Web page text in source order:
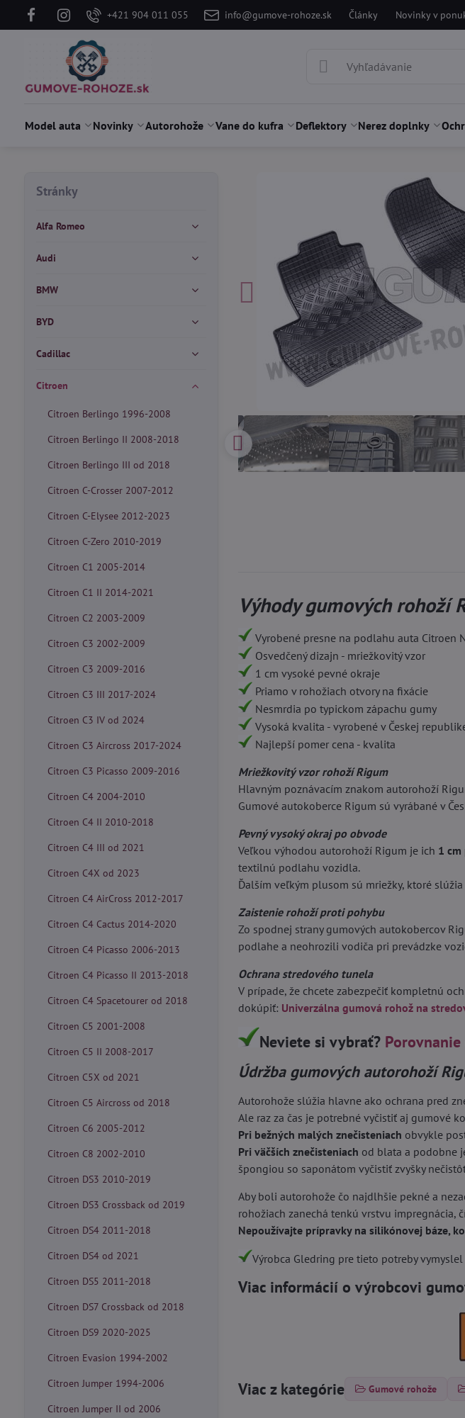
+421 904 011 055 info@gumove-rohoze.sk Články Novinky v
Model auta Novinky Autorohože Vane do kufra Deflektory Nerez doplnky
Výhody gumových rohoží
Vyrobené presne na podlahu auta Citroen
Osvedčený dizajn - mriežkovitý vzor
1 cm vysoké pevné okraje
Priamo v rohožiach otvory na fixácie
Nesmrdia po typickom zápachu gumy
Vysoká kvalita - vyrobené v Českej
Najlepší pomer cena - kvalita
Mriežkovitý vzor rohoží Rigum
Hlavným poznávacím znakom autorohoží
Gumové autokoberce Rigum sú vyrábané v
Pevný vysoký okraj po obvode
Veľkou výhodou autorohoží Rigum je ich 1
textilnú podlahu vozidla.
Ďalším veľkým plusom sú mriežky, ktoré
Zaistenie rohoží proti pohybu
Zo spodnej strany gumových autokobercov
podlahe a neohrozili vodiča pri prevádzke
Ochrana stredového tunela
V prípade, že chcete zabezpečiť kompletnú
dokúpiť: Univerzálna gumová rohož na
Neviete si vybrať?
Údržba gumových autorohoží
Autorohože slúžia hlavne ako ochrana pred
Ale raz za čas je potrebné vyčistiť aj gumové
Pri bežných malých znečisteniach obvykle
Pri väčších znečisteniach od blata a podobne
špongiou so saponátom vyčistiť zvyšky
Aby boli autorohože čo najdlhšie pekné a
rohožiach zanechá tenkú vrstvu
Nepoužívajte prípravky na silikónovej báze,
Výrobca Gledring pre tieto potreby
Viac informácií o výrobcovi
Viac z kategórie Gumové rohože
Stránky
Alfa Romeo
Audi
BMW
BYD
Cadillac
Citroen
Citroen Berlingo 1996-2008
Citroen Berlingo II 2008-2018
Citroen Berlingo III od 2018
Citroen C-Crosser 2007-2012
Citroen C-Elysee 2012-2023
Citroen C-Zero 2010-2019
Citroen C1 2005-2014
Citroen C1 II 2014-2021
Citroen C2 2003-2009
Citroen C3 2002-2009
Citroen C3 2009-2016
Citroen C3 III 2017-2024
Citroen C3 IV od 2024
Citroen C3 Aircross 2017-2024
Citroen C3 Picasso 2009-2016
Citroen C4 2004-2010
Citroen C4 II 2010-2018
Citroen C4 III od 2021
Citroen C4X od 2023
Citroen C4 AirCross 2012-2017
Citroen C4 Cactus 2014-2020
Citroen C4 Picasso 2006-2013
Citroen C4 Picasso II 2013-2018
Citroen C4 Spacetourer od 2018
Citroen C5 2001-2008
Citroen C5 II 2008-2017
Citroen C5X od 2021
Citroen C5 Aircross od 2018
Citroen C6 2005-2012
Citroen C8 2002-2010
Citroen DS3 2010-2019
Citroen DS3 Crossback od 2019
Citroen DS4 2011-2018
Citroen DS4 od 2021
Citroen DS5 2011-2018
Citroen DS7 Crossback od 2018
Citroen DS9 2020-2025
Citroen Evasion 1994-2002
Citroen Jumper 1994-2006
Citroen Jumper II od 2006